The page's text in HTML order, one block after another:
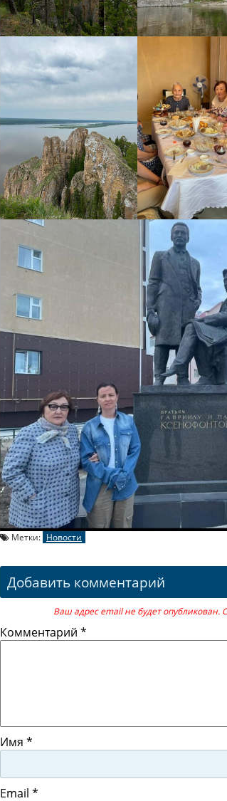
Метки: Новости
Добавить комментарий
Ваш адрес email не будет опубликован.
Комментарий *
Имя *
Email *